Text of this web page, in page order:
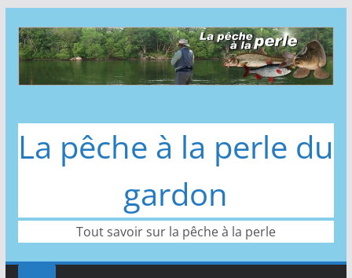
au
contenu
La pêche à la perle du
gardon
Tout savoir sur la pêche à la perle